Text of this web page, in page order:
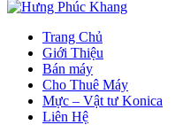
Trang Chủ
Giới Thiệu
Bán máy
Cho Thuê Máy
Mực – Vật tư Konica
Liên Hệ